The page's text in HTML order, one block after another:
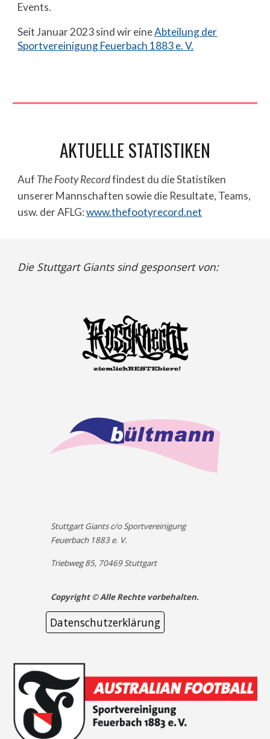
Events.
Seit Januar 2023 sind wir eineAbteilung der
Sportvereinigung Feuerbach 1883 e. V.
AKTUELLE STATISTIKEN
Auf The Footy Recordfindest du die Statistiken
unserer Mannschaften sowie die Resultate, Teams,
usw. der AFLG:www.thefootyrecord.net
Die Stuttgart Giants sind gesponsert von:
Stuttgart Giants c/o Sportvereinigung
Feuerbach 1883 e. V.
Triebweg 85, 70469 Stuttgart
Copyright © Alle Rechte vorbehalten.
Datenschutzerklärung